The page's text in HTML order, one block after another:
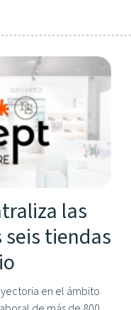
las
seis tiendas
en el ámbito